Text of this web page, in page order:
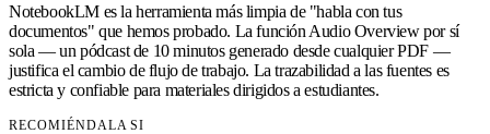
NotebookLM es la herramienta más limpia de "habla con tus
documentos" que hemos probado. La función Audio Overview por sí
sola — un pódcast de 10 minutos generado desde cualquier PDF —
justifica el cambio de flujo de trabajo. La trazabilidad a las fuentes es
estricta y confiable para materiales dirigidos a estudiantes.
RECOMIÉNDALA SI